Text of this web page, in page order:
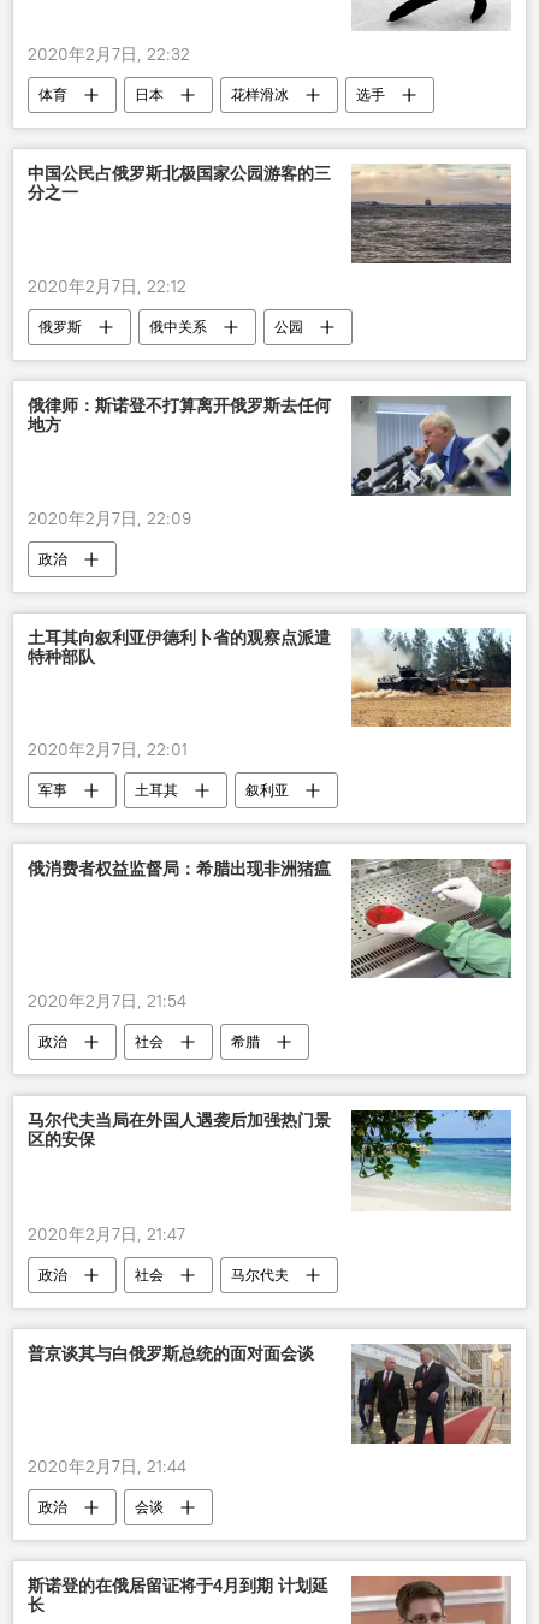
2020年2月7日, 22:32
体育 日本 花样滑冰
选手
世界纪录
中国公民占俄罗斯北极国家公园游客的三
分之一
2020年2月7日, 22:12
俄罗斯 俄中关系
公园
游客
北极 旅游
俄律师：斯诺登不打算离开俄罗斯去任何
地方
2020年2月7日, 22:09
政治
土耳其向叙利亚伊德利卜省的观察点派遣
特种部队
2020年2月7日, 22:01
军事 土耳其
叙利亚
伊德利卜
特种部队
俄消费者权益监督局：希腊出现非洲猪瘟
2020年2月7日, 21:54
政治 社会 希腊
马尔代夫当局在外国人遇袭后加强热门景
区的安保
2020年2月7日, 21:47
政治 社会 马尔代夫
普京谈其与白俄罗斯总统的面对面会谈
2020年2月7日, 21:44
政治 会谈
斯诺登的在俄居留证将于4月到期 计划延
长